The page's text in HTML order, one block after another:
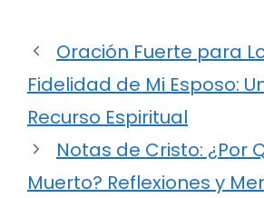
Oración Fuerte para
Fidelidad de Mi Esposo:
Recurso Espiritual
Notas de Cristo: ¿Por
Muerto? Reflexiones y